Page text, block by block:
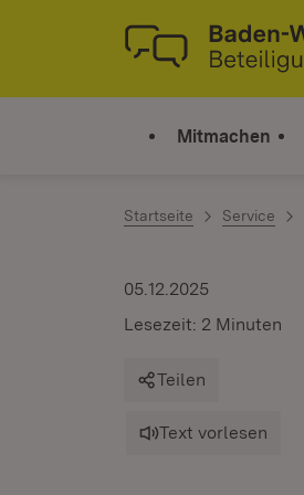
Zum Inhalt springen
Link zur Startseite
Mitmachen
Startseite Service
05.12.2025
Lesezeit: 2 Minuten
Teilen
Text vorlesen